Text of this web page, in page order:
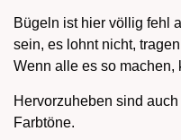
Bügeln ist hier völlig fehl
sein, es lohnt nicht,
Wenn alle es so machen,
Hervorzuheben sind
Farbtöne.